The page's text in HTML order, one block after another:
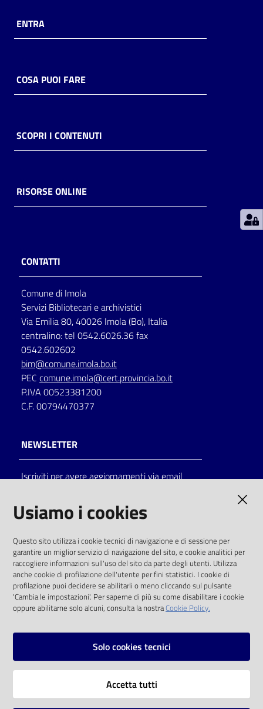
Casa
Archivio
storico
Patto
Seguici
su
on line
Eventi
Chiedi al
bibliotecario
Avvisi
Orari
ENTRA
COSA PUOI FARE
SCOPRI I CONTENUTI
RISORSE ONLINE
CONTATTI
Comune di Imola
Servizi Bibliotecari e archivistici
Via Emilia 80, 40026 Imola (Bo), Italia
centralino: tel 0542.6026.36 fax
0542.602602
bim@comune.imola.bo.it
PEC comune.imola@cert.provincia.bo.it
P.IVA 00523381200
C.F. 00794470377
NEWSLETTER
Iscriviti per avere aggiornamenti via email
solo alle condizioni previste dalla direttiva
comunitaria 2003/98/CE e dal d.lgs. 36/2006
SOCIAL
Instagram
Vai alla pagina
Usiamo i cookies
Questo sito utilizza i cookie tecnici di navigazione e di sessione per
garantire un miglior servizio di navigazione del sito, e cookie analitici per
raccogliere informazioni sull'uso del sito da parte degli utenti. Utilizza
anche cookie di profilazione dell'utente per fini statistici. I cookie di
profilazione puoi decidere se abilitarli o meno cliccando sul pulsante
'Cambia le impostazioni'. Per saperne di più su come disabilitare i cookie
oppure abilitarne solo alcuni, consulta la nostraCookie Policy.
Solo cookies tecnici
Accetta tutti